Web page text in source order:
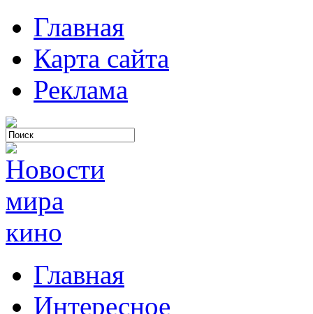
Главная
Карта сайта
Реклама
Главная
Интересное